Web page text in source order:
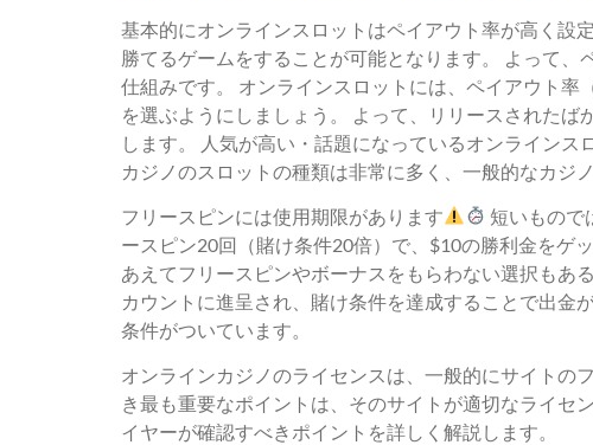
基本的にオンラインスロットはペイアウト率が高く設
勝てるゲームをすることが可能となります。 よって
仕組みです。 オンラインスロットには、ペイアウト
を選ぶようにしましょう。 よって、リリースされた
します。 人気が高い・話題になっているオンライン
カジノのスロットの種類は非常に多く、一般的なカジ
フリースピンには使用期限があります
短いもので
ースピン20回（賭け条件20倍）で、$10の勝利金をゲ
あえてフリースピンやボーナスをもらわない選択もあ
カウントに進呈され、賭け条件を達成することで出金
条件がついています。
オンラインカジノのライセンスは、一般的にサイトの
き最も重要なポイントは、そのサイトが適切なライセ
イヤーが確認すべきポイントを詳しく解説します。